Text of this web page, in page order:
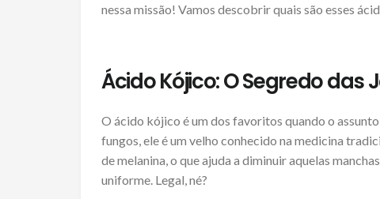
nessa missão! Vamos descobrir quais são esses
Ácido Kójico: O Segredo das
O ácido kójico é um dos favoritos quando o
fungos, ele é um velho conhecido na medicina
de melanina, o que ajuda a diminuir aquelas
uniforme. Legal, né?